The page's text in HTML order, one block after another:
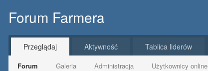
Forum Farmera
Przeglądaj
Forum Galeria Administracja Użytkownicy online
Aktywność Tablica liderów